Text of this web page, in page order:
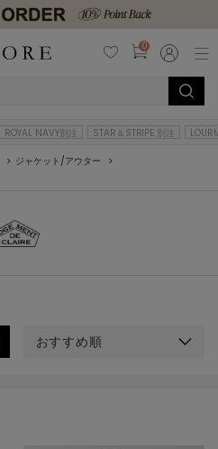
0
ROYAL NAVY別注 STAR＆STRIPE 別注
ジャケット/アウター
おすすめ順